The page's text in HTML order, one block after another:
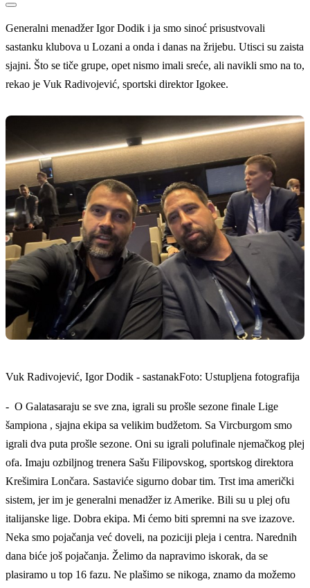
Generalni menadžer Igor Dodik i ja smo sinoć prisustvovali
sastanku klubova u Lozani a onda i danas na žrijebu. Utisci su zaista
sjajni. Što se tiče grupe, opet nismo imali sreće, ali navikli smo na to,
rekao je Vuk Radivojević, sportski direktor Igokee.
Vuk Radivojević, Igor Dodik - sastanakFoto: Ustupljena fotografija
- O Galatasaraju se sve zna, igrali su prošle sezone finale Lige
šampiona , sjajna ekipa sa velikim budžetom. Sa Vircburgom smo
igrali dva puta prošle sezone. Oni su igrali polufinale njemačkog plej
ofa. Imaju ozbiljnog trenera Sašu Filipovskog, sportskog direktora
Krešimira Lončara. Sastaviće sigurno dobar tim. Trst ima američki
sistem, jer im je generalni menadžer iz Amerike. Bili su u plej ofu
italijanske lige. Dobra ekipa. Mi ćemo biti spremni na sve izazove.
Neka smo pojačanja već doveli, na poziciji pleja i centra. Narednih
dana biće još pojačanja. Želimo da napravimo iskorak, da se
plasiramo u top 16 fazu. Ne plašimo se nikoga, znamo da možemo